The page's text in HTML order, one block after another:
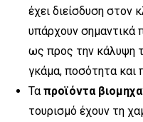
έχει διείσδυση στον
υπάρχουν σημαντικά
ως προς την κάλυψη
γκάμα, ποσότητα και
Ταπροϊόντα
τουρισμό έχουν τη